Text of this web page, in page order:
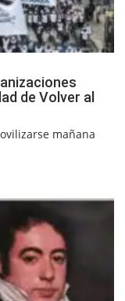
de Volver al
mañana